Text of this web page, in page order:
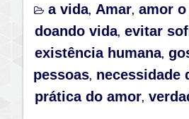
a vida, Amar, amor
doando vida, evitar
existência humana,
pessoas, necessidade
prática do amor,